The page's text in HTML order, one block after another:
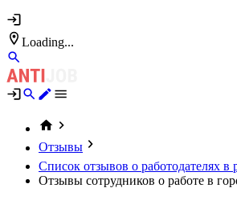
Loading...
Отзывы
Список отзывов о работодателях в
Отзывы сотрудников о работе в